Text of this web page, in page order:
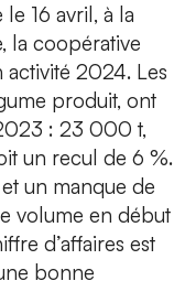
16 avril, à la
la coopérative
2024. Les
produit, ont
: 23 000 t,
un recul de 6 %.
un manque de
volume en début
d’affaires est
bonne